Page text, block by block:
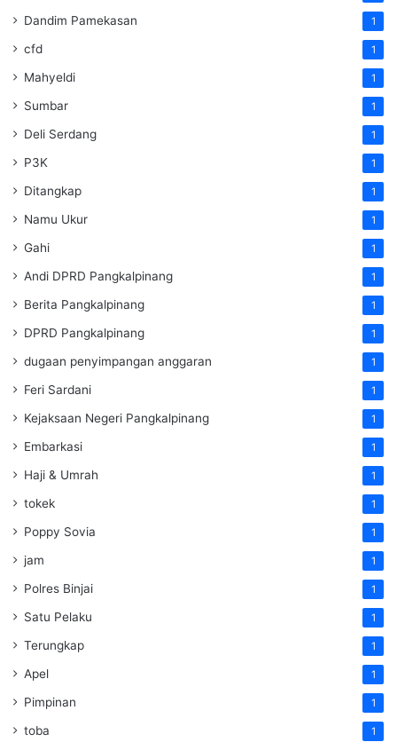
Dandim Pamekasan 1
cfd 1
Mahyeldi 1
Sumbar 1
Deli Serdang 1
P3K 1
Ditangkap 1
Namu Ukur 1
Gahi 1
Andi DPRD Pangkalpinang 1
Berita Pangkalpinang 1
DPRD Pangkalpinang 1
dugaan penyimpangan anggaran 1
Feri Sardani 1
Kejaksaan Negeri Pangkalpinang 1
Embarkasi 1
Haji & Umrah 1
tokek 1
Poppy Sovia 1
jam 1
Polres Binjai 1
Satu Pelaku 1
Terungkap 1
Apel 1
Pimpinan 1
toba 1